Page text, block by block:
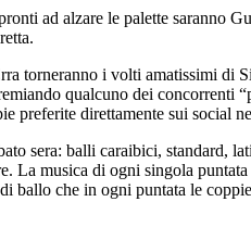
ad alzare le palette
torneranno i volti amatissimi di
qualcuno dei
preferite direttamente sui
sera: balli caraibici, standard,
La musica di ogni singola
ballo che in ogni puntata le